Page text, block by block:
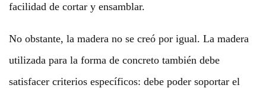
facilidad de cortar y ensamblar.
No obstante, la madera no se creó por igual. La madera
utilizada para la forma de concreto también debe
satisfacer criterios específicos: debe poder soportar el